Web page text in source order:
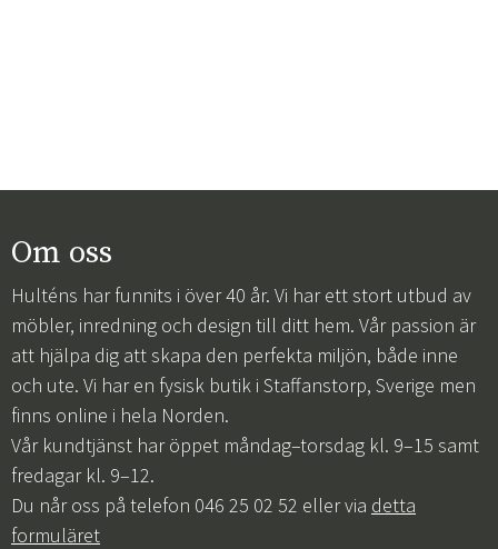
Om oss
Hulténs har funnits i över 40 år. Vi har ett stort utbud av
möbler, inredning och design till ditt hem. Vår passion är
att hjälpa dig att skapa den perfekta miljön, både inne
och ute. Vi har en fysisk butik i Staffanstorp, Sverige men
finns online i hela Norden.
Vår kundtjänst har öppet måndag–torsdag kl. 9–15 samt
fredagar kl. 9–12.
Du når oss på telefon 046 25 02 52 eller via detta
formuläret